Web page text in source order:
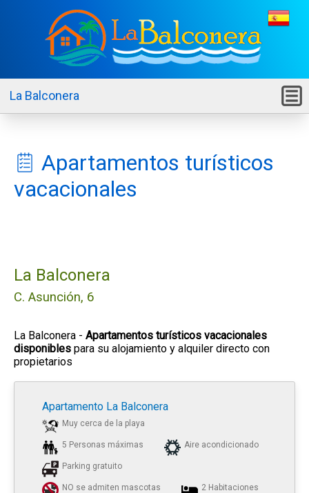
La Balconera
Apartamentos turísticos
vacacionales
La Balconera
C. Asunción, 6
La Balconera - Apartamentos turísticos vacacionales
disponibles para su alojamiento y alquiler directo con
propietarios
Apartamento La Balconera
Muy cerca de la playa
5 Personas máximas Aire acondicionado
Parking gratuito
NO se admiten mascotas 2 Habitaciones